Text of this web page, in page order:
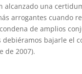
alcanzado una
arrogantes cuando
de amplios
bajarle el
de 2007).